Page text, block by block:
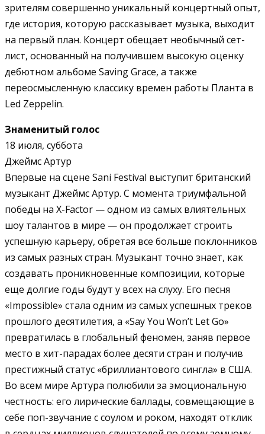
зрителям совершенно уникальный концертный опыт,
где история, которую рассказывает музыка, выходит
на первый план. Концерт обещает необычный сет-
лист, основанный на получившем высокую оценку
дебютном альбоме Saving Grace, а также
переосмысленную классику времен работы Планта в
Led Zeppelin.
Знаменитый голос
18 июля, суббота
Джеймс Артур
Впервые на сцене Sani Festival выступит британский
музыкант Джеймс Артур. С момента триумфальной
победы на Х-Factor — одном из самых влиятельных
шоу талантов в мире — он продолжает строить
успешную карьеру, обретая все больше поклонников
из самых разных стран. Музыкант точно знает, как
создавать проникновенные композиции, которые
еще долгие годы будут у всех на слуху. Его песня
«Impossible» стала одним из самых успешных треков
прошлого десятилетия, а «Say You Won’t Let Go»
превратилась в глобальный феномен, заняв первое
место в хит-парадах более десяти стран и получив
престижный статус «бриллиантового сингла» в США.
Во всем мире Артура полюбили за эмоциональную
честность: его лирические баллады, совмещающие в
себе поп-звучание с соулом и роком, находят отклик